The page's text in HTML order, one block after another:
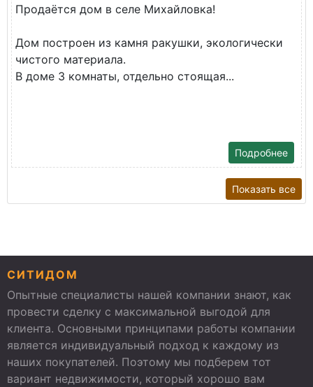
Продаётся дом в селе Михайловка!
Дом построен из камня ракушки, экологически
чистого материала.
В доме 3 комнаты, отдельно стоящая...
Подробнее
Показать все
СИТИДОМ
Опытные специалисты нашей компании знают, как
провести сделку с максимальной выгодой для
клиента. Основными принципами работы компании
является индивидуальный подход к каждому из
наших покупателей. Поэтому мы подберем тот
вариант недвижимости, который хорошо вам